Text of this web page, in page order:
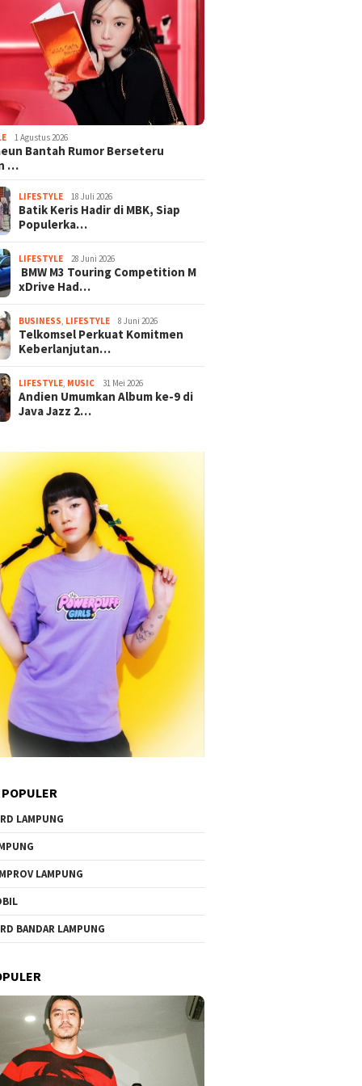
1 Agustus 2026
Bantah Rumor Berseteru
…
LIFESTYLE 18 Juli 2026
Batik Keris Hadir di MBK, Siap
Populerka…
LIFESTYLE 28 Juni 2026
BMW M3 Touring Competition M
xDrive Had…
BUSINESS, LIFESTYLE 8 Juni 2026
Telkomsel Perkuat Komitmen
Keberlanjutan…
LIFESTYLE, MUSIC 31 Mei 2026
Andien Umumkan Album ke-9 di
Java Jazz 2…
LAMPUNG
LAMPUNG
BANDAR LAMPUNG